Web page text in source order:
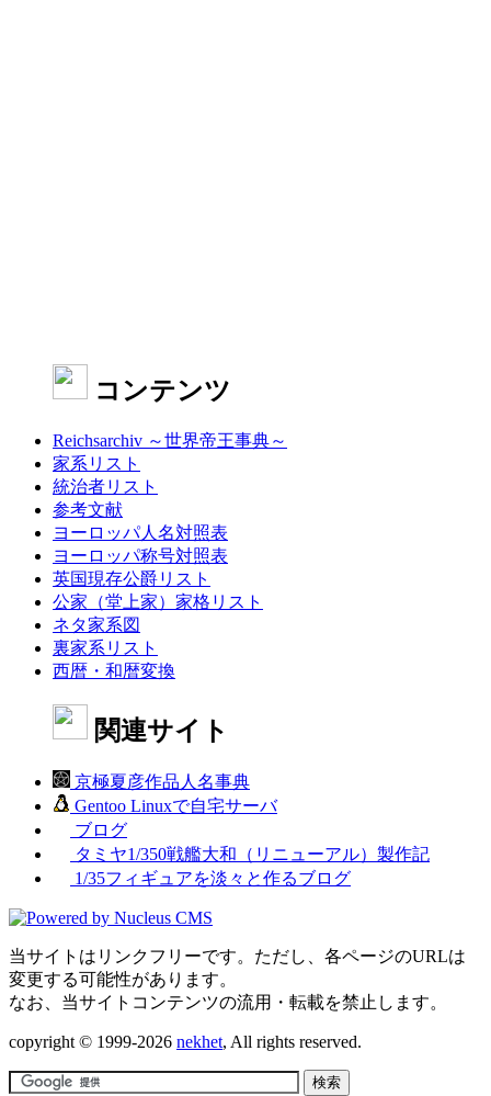
コンテンツ
Reichsarchiv ～世界帝王事典～
家系リスト
統治者リスト
参考文献
ヨーロッパ人名対照表
ヨーロッパ称号対照表
英国現存公爵リスト
公家（堂上家）家格リスト
ネタ家系図
裏家系リスト
西暦・和暦変換
関連サイト
京極夏彦作品人名事典
Gentoo Linuxで自宅サーバ
ブログ
タミヤ1/350戦艦大和（リニューアル）製作記
1/35フィギュアを淡々と作るブログ
当サイトはリンクフリーです。ただし、各ページのURLは
変更する可能性があります。
なお、当サイトコンテンツの流用・転載を禁止します。
copyright © 1999-2026 nekhet, All rights reserved.